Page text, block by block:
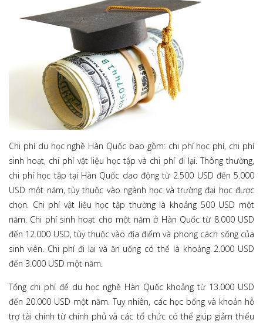
Chi phí du học nghề Hàn Quốc bao gồm: chi phí học phí, chi phí
sinh hoạt, chi phí vật liệu học tập và chi phí đi lại. Thông thường,
chi phí học tập tại Hàn Quốc dao động từ 2.500 USD đến 5.000
USD một năm, tùy thuộc vào ngành học và trường đại học được
chọn. Chi phí vật liệu học tập thường là khoảng 500 USD một
năm. Chi phí sinh hoạt cho một năm ở Hàn Quốc từ 8.000 USD
đến 12.000 USD, tùy thuộc vào địa điểm và phong cách sống của
sinh viên. Chi phí đi lại và ăn uống có thể là khoảng 2.000 USD
đến 3.000 USD một năm.
Tổng chi phí để du học nghề Hàn Quốc khoảng từ 13.000 USD
đến 20.000 USD một năm. Tuy nhiên, các học bổng và khoản hỗ
trợ tài chính từ chính phủ và các tổ chức có thể giúp giảm thiểu